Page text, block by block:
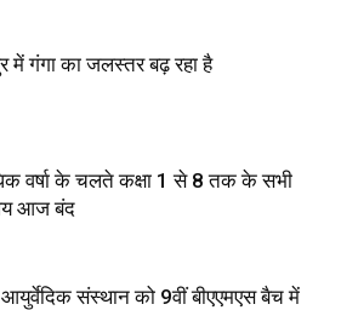
में गंगा का जलस्तर बढ़ रहा है
वर्षा के चलते कक्षा 1 से 8 तक के सभी
आज बंद
संस्थान को 9वीं बीएएमएस बैच में